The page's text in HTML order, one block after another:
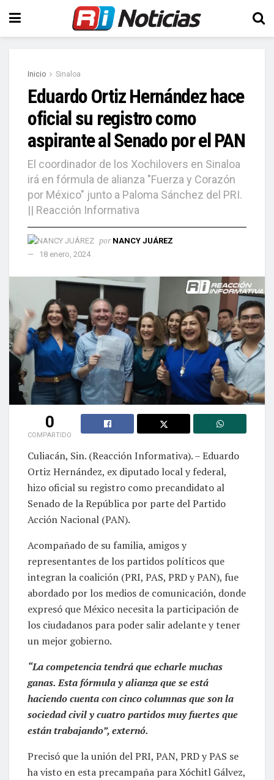
Inicio Sinaloa
Eduardo Ortiz Hernández hace
oficial su registro como
aspirante al Senado por el PAN
El coordinador de los Xochilovers en Sinaloa
irá en fórmula de alianza "Fuerza y Corazón
por México" junto a Paloma Sánchez del PRI.
|| Reacción Informativa
por NANCY JUÁREZ
18 enero, 2024
0
COMPARTIDO
Culiacán, Sin. (Reacción Informativa). – Eduardo
Ortiz Hernández, ex diputado local y federal,
hizo oficial su registro como precandidato al
Senado de la República por parte del Partido
Acción Nacional (PAN).
Acompañado de su familia, amigos y
representantes de los partidos políticos que
integran la coalición (PRI, PAS, PRD y PAN), fue
abordado por los medios de comunicación, donde
expresó que México necesita la participación de
los ciudadanos para poder salir adelante y tener
un mejor gobierno.
“La competencia tendrá que echarle muchas
ganas. Esta fórmula y alianza que se está
haciendo cuenta con cinco columnas que son la
sociedad civil y cuatro partidos muy fuertes que
están trabajando”, externó.
Precisó que la unión del PRI, PAN, PRD y PAS se
ha visto en esta precampaña para Xóchitl Gálvez,